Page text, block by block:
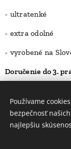
- ultratenké
- extra odolné
- vyrobené na
Doručenie do 3.
23,00Kč
Používame
bezpečnosť
najlepšiu